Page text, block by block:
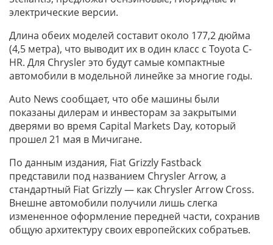
электрические версии.
Длина обеих моделей составит около 177,2 дюйма
(4,5 метра), что выводит их в один класс с Toyota C-
HR. Для Chrysler это будут самые компактные
автомобили в модельной линейке за многие годы.
Auto News сообщает, что обе машины были
показаны дилерам и инвесторам за закрытыми
дверями во время Capital Markets Day, который
прошел 21 мая в Мичигане.
По данным издания, Fiat Grizzly Fastback
представили под названием Chrysler Arrow, а
стандартный Fiat Grizzly — как Chrysler Arrow Cross.
Внешне автомобили получили лишь слегка
измененное оформление передней части, сохранив
общую архитектуру своих европейских собратьев.